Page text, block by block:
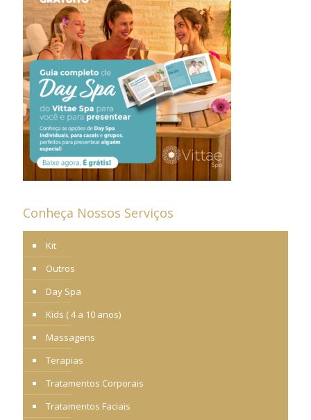
Conheça Nossos Serviços
Kit
Outros
Day Spa
Kids ( 4 a 10 anos)
Massagens
Terapias
Tratamentos Corporais
Tratamentos Faciais